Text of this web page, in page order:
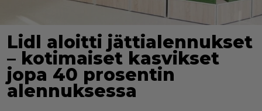
Lidl aloitti jättialennukset
– kotimaiset kasvikset
jopa 40 prosentin
alennuksessa